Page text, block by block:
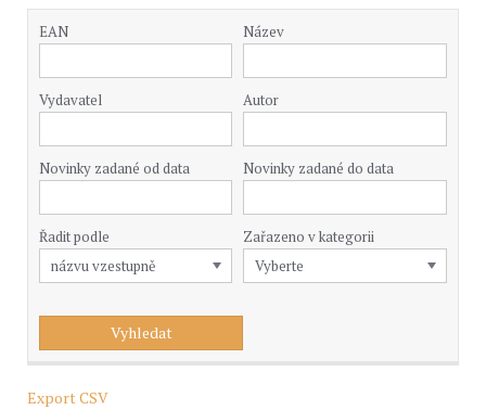
EAN Název
Vydavatel Autor
Novinky zadané od data Novinky zadané do data
Řadit podle Zařazeno v kategorii
Export CSV